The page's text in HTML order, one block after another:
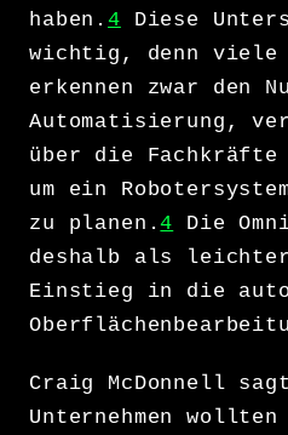
haben.4 Diese
wichtig, denn viele
erkennen zwar den
Automatisierung,
über die Fachkräfte
um ein
zu planen.4 Die
deshalb als
Einstieg in die
Craig McDonnell
Unternehmen